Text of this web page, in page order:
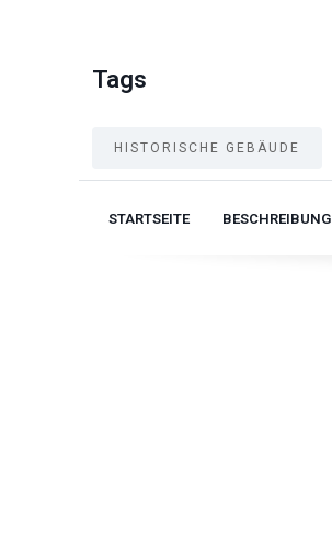
Tags
HISTORISCHE GEBÄUDE
STARTSEITE BESCHREIBUNG